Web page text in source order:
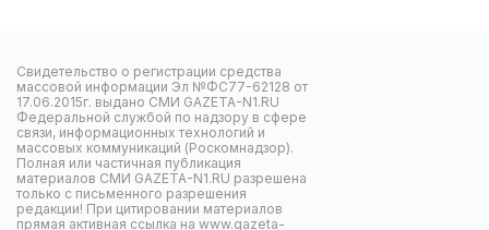
Свидетельство о регистрации средства
массовой информации Эл №ФС77-62128 от
17.06.2015г. выдано СМИ GAZETA-N1.RU
Федеральной службой по надзору в сфере
связи, информационных технологий и
массовых коммуникаций (Роскомнадзор).
Полная или частичная публикация
материалов СМИ GAZETA-N1.RU разрешена
только с письменного разрешения
редакции! При цитировании материалов
прямая активная ссылка на www.gazeta-